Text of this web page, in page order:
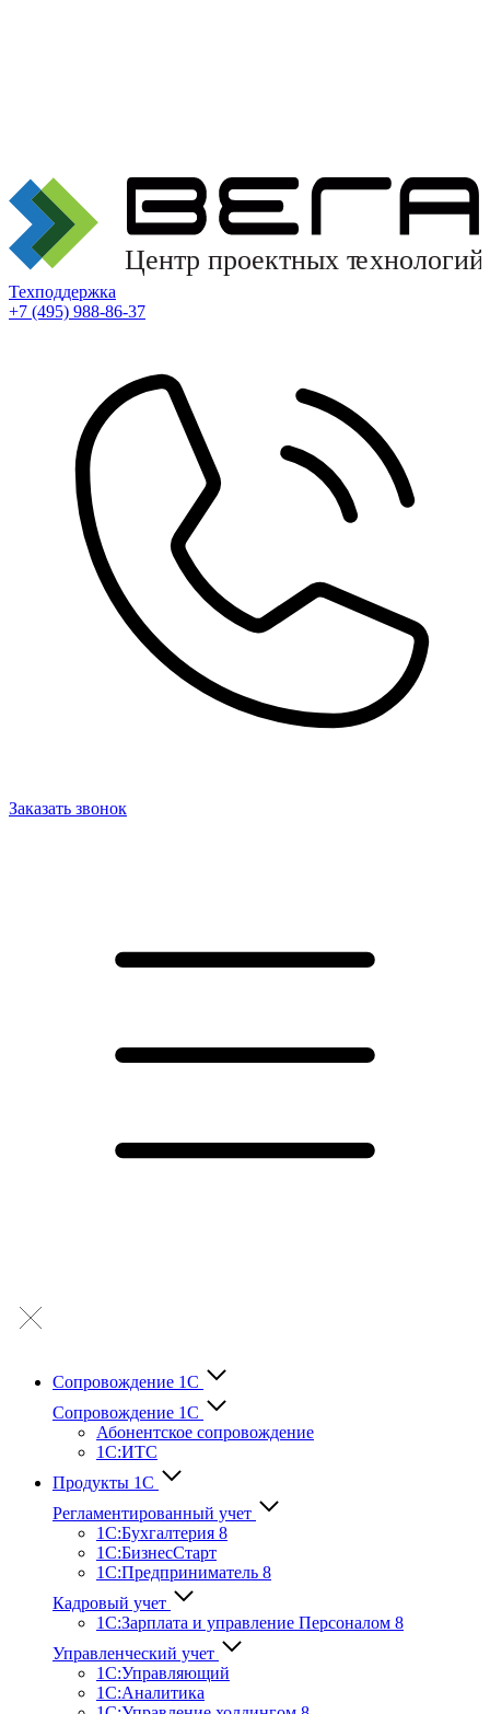
Техподдержка
+7 (495) 988-86-37
Заказать звонок
Сопровождение 1С
Сопровождение 1С
Абонентское сопровождение
1С:ИТС
Продукты 1С
Регламентированный учет
1C:Бухгалтерия 8
1С:БизнесСтарт
1C:Предприниматель 8
Кадровый учет
1С:Зарплата и управление Персона­лом 8
Управленческий учет
1С:Управляющий
1С:Аналитика